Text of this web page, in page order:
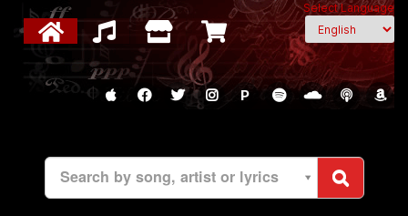
Select Language
P
Search by song, artist or lyrics